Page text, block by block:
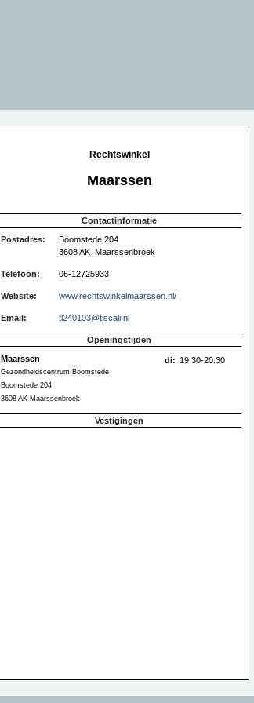
Rechtswinkel
Maarssen
Contactinformatie
Postadres:
Boomstede 204
3608 AK Maarssenbroek
Telefoon: 06-12725933
Website: www.rechtswinkelmaarssen.nl/
Email: tl240103@tiscali.nl
Openingstijden
Maarssen
Gezondheidscentrum Boomstede
Boomstede 204
3608 AK Maarssenbroek
di: 19.30-20.30
Vestigingen